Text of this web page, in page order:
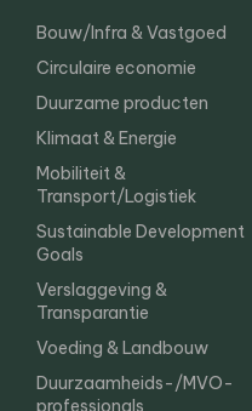
Bouw/Infra & Vastgoed
Circulaire economie
Duurzame producten
Klimaat & Energie
Mobiliteit &
Transport/Logistiek
Sustainable Development
Goals
Verslaggeving &
Transparantie
Voeding & Landbouw
Duurzaamheids-/MVO-
professionals